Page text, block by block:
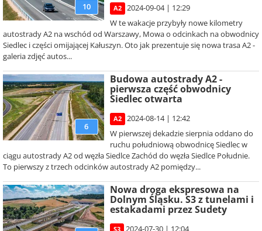
10 A2
2024-09-04 | 12:29
W te wakacje przybyły nowe kilometry
autostrady A2 na wschód od Warszawy, Mowa o odcinkach na obwodnicy
Siedlec i części omijającej Kałuszyn. Oto jak prezentuje się nowa trasa A2 -
galeria zdjęć autos...
6
Budowa autostrady A2 -
pierwsza część obwodnicy
Siedlec otwarta
A2
2024-08-14 | 12:42
W pierwszej dekadzie sierpnia oddano do
ruchu południową obwodnicę Siedlec w
ciągu autostrady A2 od węzła Siedlce Zachód do węzła Siedlce Południe.
To pierwszy z trzech odcinków autostrady A2 pomiędzy...
Nowa droga ekspresowa na
Dolnym Śląsku. S3 z tunelami i
estakadami przez Sudety
S3 2024-07-30 | 12:04